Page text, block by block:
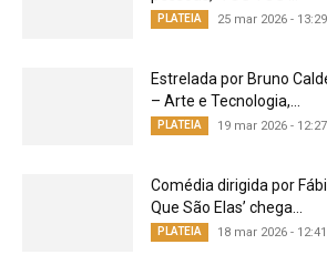
PLATEIA 25 mar 2026 - 13:29
Estrelada por Bruno
– Arte e Tecnologia,...
PLATEIA 19 mar 2026 - 12:27
Comédia dirigida por
Que São Elas’ chega...
PLATEIA 18 mar 2026 - 12:41